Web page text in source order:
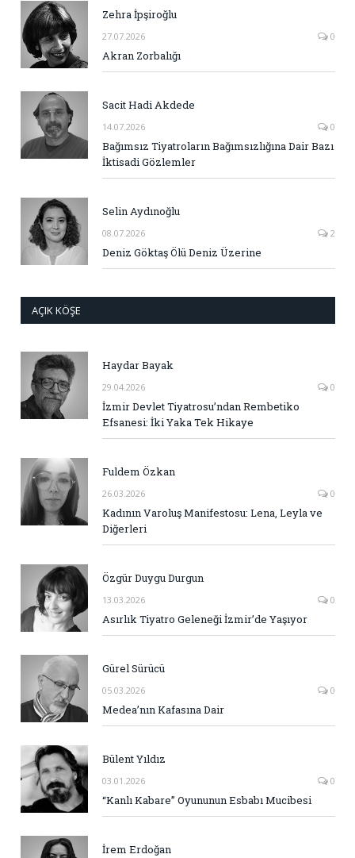
Zehra İpşiroğlu
27.07.2026 0
Akran Zorbalığı
Sacit Hadi Akdede
14.07.2026 0
Bağımsız Tiyatroların Bağımsızlığına Dair Bazı
İktisadi Gözlemler
Selin Aydınoğlu
08.07.2026 2
Deniz Göktaş Ölü Deniz Üzerine
AÇIK KÖŞE
Haydar Bayak
29.04.2026 0
İzmir Devlet Tiyatrosu’ndan Rembetiko
Efsanesi: İki Yaka Tek Hikaye
Fuldem Özkan
26.03.2026 0
Kadının Varoluş Manifestosu: Lena, Leyla ve
Diğerleri
Özgür Duygu Durgun
13.03.2026 0
Asırlık Tiyatro Geleneği İzmir’de Yaşıyor
Gürel Sürücü
05.03.2026 0
Medea’nın Kafasına Dair
Bülent Yıldız
03.01.2026 0
“Kanlı Kabare” Oyununun Esbabı Mucibesi
İrem Erdoğan